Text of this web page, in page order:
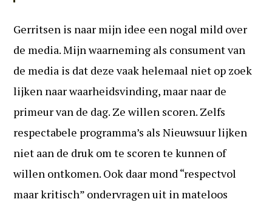
Gerritsen is naar mijn idee een nogal mild over
de media. Mijn waarneming als consument van
de media is dat deze vaak helemaal niet op zoek
lijken naar waarheidsvinding, maar naar de
primeur van de dag. Ze willen scoren. Zelfs
respectabele programma’s als Nieuwsuur lijken
niet aan de druk om te scoren te kunnen of
willen ontkomen. Ook daar mond “respectvol
maar kritisch” ondervragen uit in mateloos